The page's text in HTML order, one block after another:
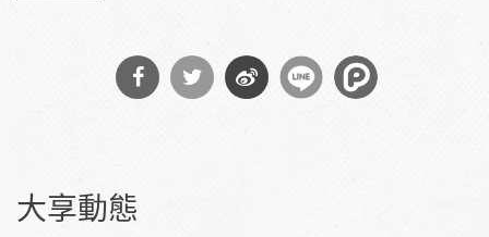
Facebook
大享動態